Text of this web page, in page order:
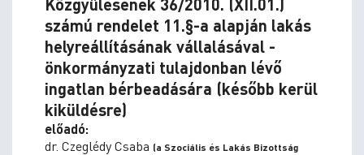
számú rendelet 11.§-a alapján lakás
helyreállításának vállalásával -
önkormányzati tulajdonban lévő
ingatlan bérbeadására (később kerül
kiküldésre)
előadó:
dr. Czeglédy Csaba (a Szociális és Lakás Bizottság